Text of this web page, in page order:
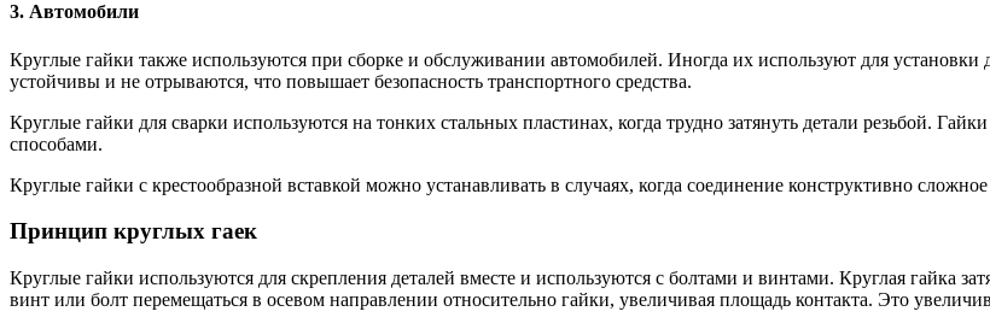
3. Автомобили
Круглые гайки также используются при сборке и обслуживании автомобилей. Иногда их используют для установки
устойчивы и не отрываются, что повышает безопасность транспортного средства.
Круглые гайки для сварки используются на тонких стальных пластинах, когда трудно затянуть детали резьбой.
способами.
Круглые гайки с крестообразной вставкой можно устанавливать в случаях, когда соединение конструктивно
Принцип круглых гаек
Круглые гайки используются для скрепления деталей вместе и используются с болтами и винтами. Круглая гайка
винт или болт перемещаться в осевом направлении относительно гайки, увеличивая площадь контакта. Это